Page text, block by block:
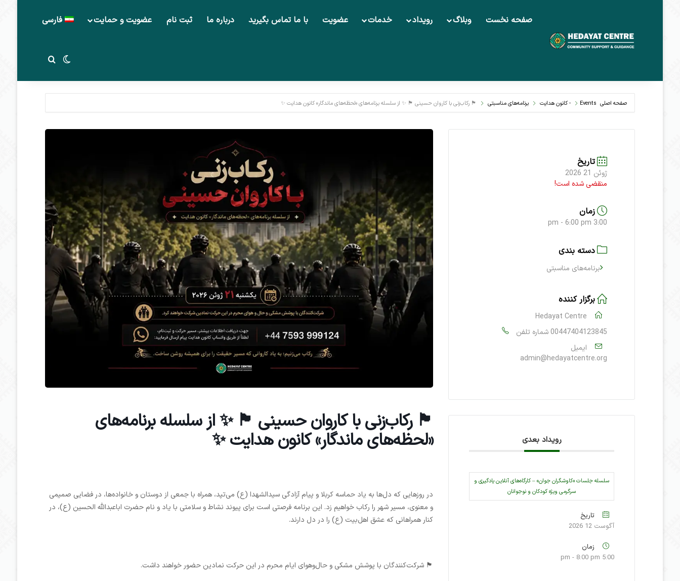
صفحه نخست وبلاگ رویداد خدمات عضویت با ما تماس بگیرید درباره ما ثبت نام عضویت و حمایت فارسی
تغییر پوسته
جستجو برای
صفحه اصلی Events - کانون هدایت برنامه‌های مناسبتی 🏴 رکاب‌زنی با کاروان حسینی 🏴 ✨ از سلسله‌ برنامه‌های «لحظه‌های ماندگار» کانون هدایت ✨
🏴 رکاب‌زنی با کاروان حسینی 🏴 ✨ از سلسله‌ برنامه‌های
«لحظه‌های ماندگار» کانون هدایت ✨
در روزهایی که دل‌ها به یاد حماسه کربلا و پیام آزادگی سیدالشهدا (ع) می‌تپد، همراه با جمعی از دوستان و خانواده‌ها، در فضایی صمیمی
و معنوی، مسیر شهر را رکاب خواهیم زد. این برنامه فرصتی است برای پیوند نشاط و سلامتی با یاد و نام حضرت اباعبدالله الحسین (ع)، در
کنار همراهانی که عشق اهل‌بیت (ع) را در دل دارند.
🏴 شرکت‌کنندگان با پوشش مشکی و حال‌وهوای ایام محرم در این حرکت نمادین حضور خواهند داشت.
تاریخ
ژوئن 21 2026
منقضی شده است!
زمان
3:00 pm - 6:00 pm
دسته بندی
برنامه‌های مناسبتی
برگزار کننده
Hedayat Centre
شماره تلفن00447404123845
ایمیل
admin@hedayatcentre.org
رویداد بعدی
سلسله جلسات «کاوشگران جوان» – کارگاه‌های آنلاین یادگیری و
سرگرمی ویژه کودکان و نوجوانان
تاریخ
آگوست 12 2026
زمان
5:00 pm - 8:00 pm